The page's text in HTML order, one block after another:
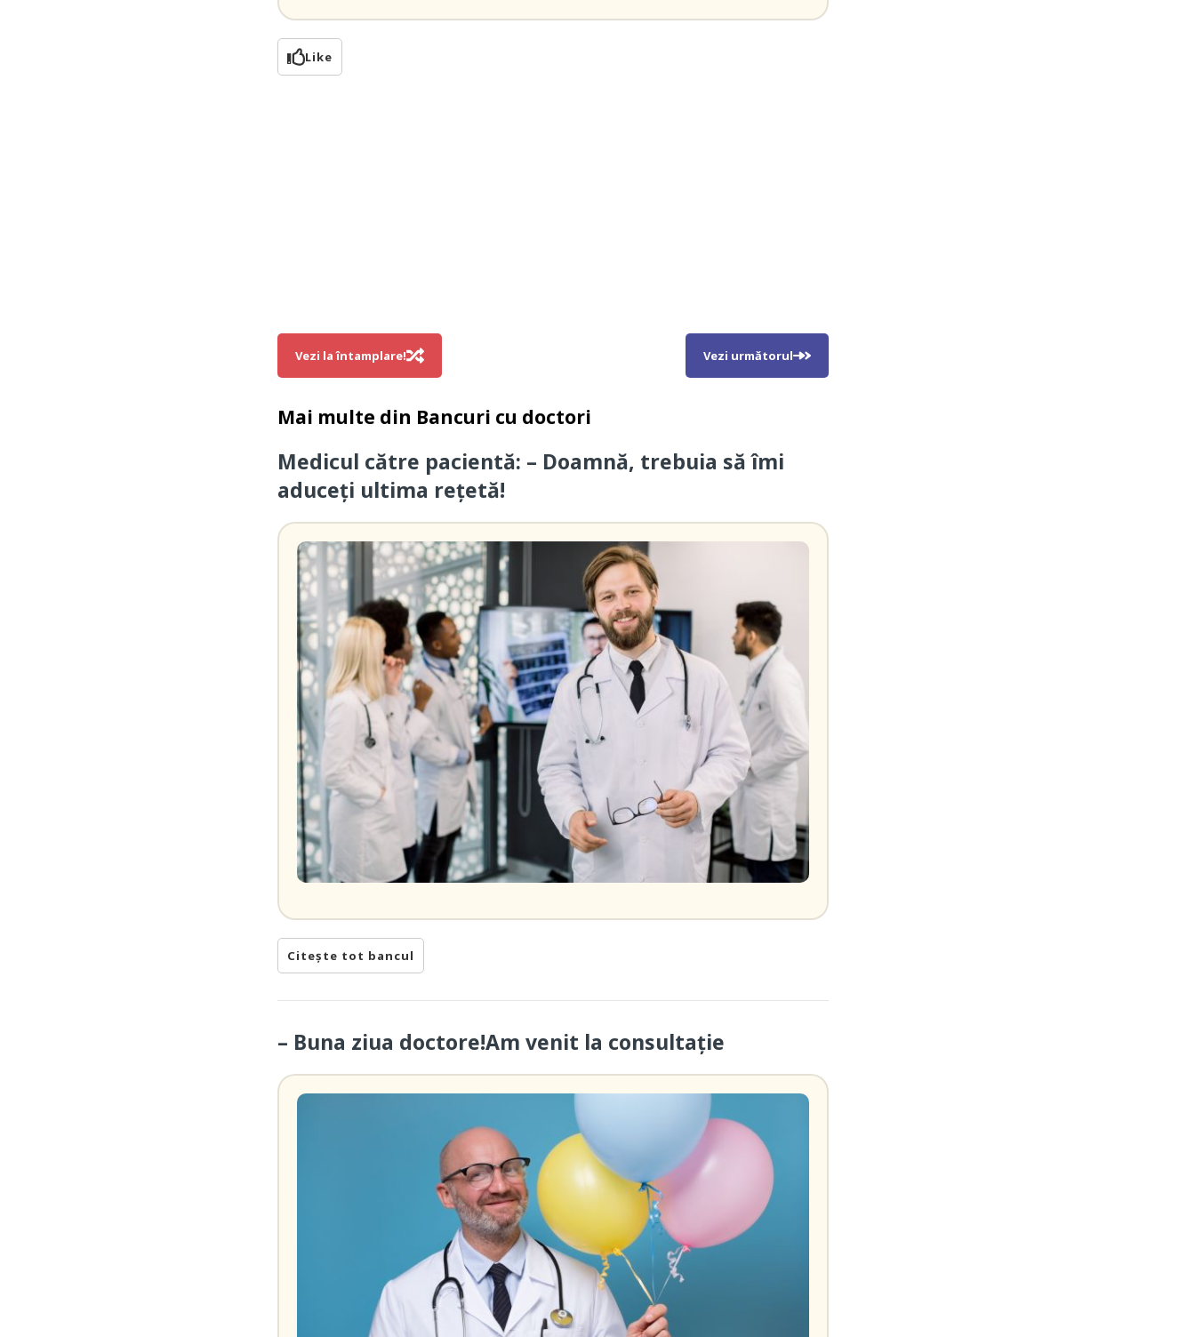
Like
Vezi la întamplare! Vezi următorul
Mai multe din Bancuri cu doctori
Medicul către pacientă: – Doamnă, trebuia să îmi
aduceți ultima rețetă!
Citește tot bancul
– Buna ziua doctore!Am venit la consultație